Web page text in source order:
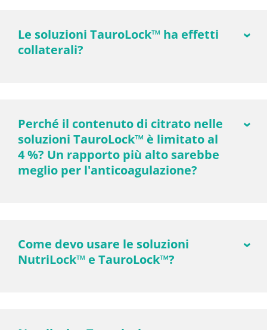
Le soluzioni TauroLock™ ha effetti
collaterali?
Perché il contenuto di citrato nelle
soluzioni TauroLock™ è limitato al
4 %? Un rapporto più alto sarebbe
meglio per l'anticoagulazione?
Come devo usare le soluzioni
NutriLock™ e TauroLock™?